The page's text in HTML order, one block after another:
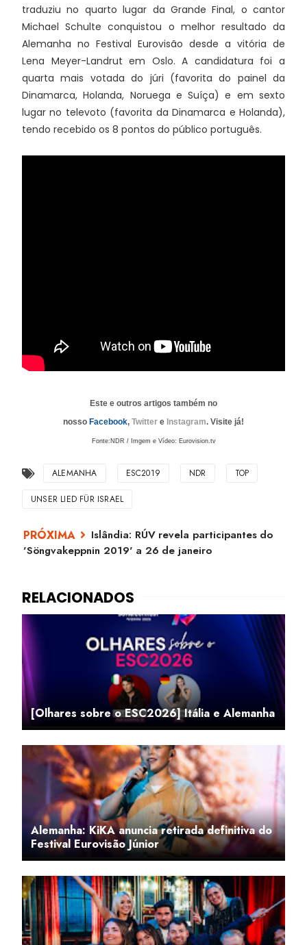
traduziu no quarto lugar da Grande Final, o cantor
Michael Schulte conquistou o melhor resultado da
Alemanha no Festival Eurovisão desde a vitória de
Lena Meyer-Landrut em Oslo. A candidatura foi a
quarta mais votada do júri (favorita do painel da
Dinamarca, Holanda, Noruega e Suíça) e em sexto
lugar no televoto (favorita da Dinamarca e Holanda),
tendo recebido os 8 pontos do público português.
Este e outros artigos também no
nosso Facebook, Twitter e Instagram. Visite já!
Fonte:NDR / Imgem e Vídeo: Eurovision.tv
ALEMANHA ESC2019 NDR TOP
UNSER LIED FÜR ISRAEL
Islândia: RÚV revela participantes do
'Söngvakeppnin 2019' a 26 de janeiro
[Olhares sobre o ESC2026] Itália e Alemanha
Alemanha: KiKA anuncia retirada definitiva do
Festival Eurovisão Júnior